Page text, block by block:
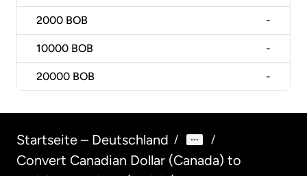
2000 BOB -
10000 BOB -
20000 BOB -
Startseite – Deutschland / /
Convert Canadian Dollar (Canada) to